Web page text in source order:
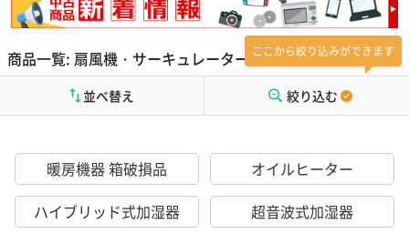
商品一覧: 扇風機・サーキュレーター ここから絞り込みができます
絞り込む
並べ替え
暖房機器 箱破損品
オイルヒーター
ハイブリッド式加湿器
超音波式加湿器